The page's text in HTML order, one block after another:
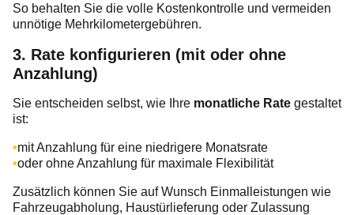
So behalten Sie die volle Kostenkontrolle und vermeiden
unnötige Mehrkilometergebühren.
3. Rate konfigurieren (mit oder ohne
Anzahlung)
Sie entscheiden selbst, wie Ihre monatliche Rate gestaltet
ist:
mit Anzahlung für eine niedrigere Monatsrate
oder ohne Anzahlung für maximale Flexibilität
Zusätzlich können Sie auf Wunsch Einmalleistungen wie
Fahrzeugabholung, Haustürlieferung oder Zulassung